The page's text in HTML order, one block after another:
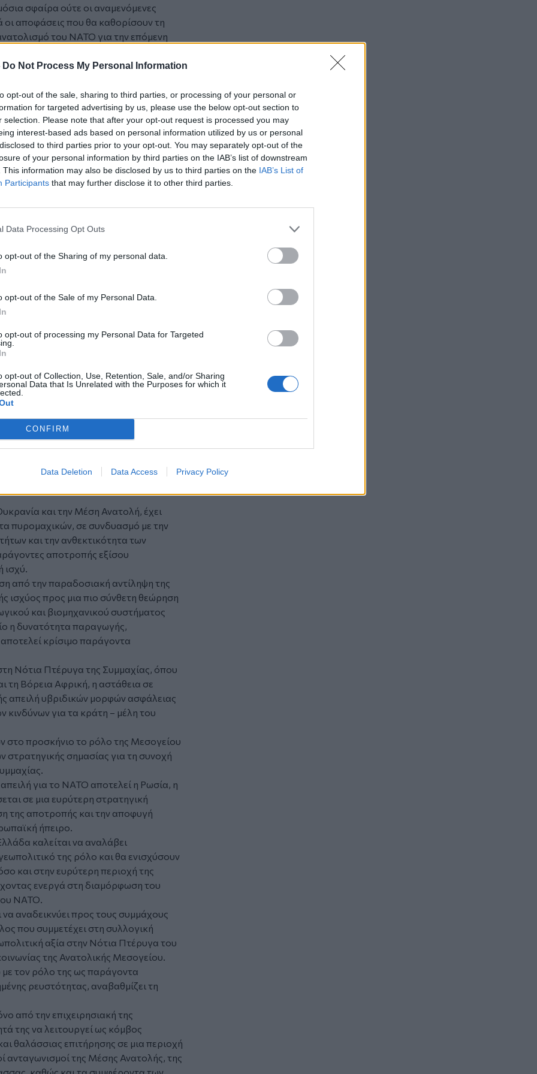
Do Not Process My Personal Information
opt-out of the sale, sharing to third parties, or processing of your personal or
for targeted advertising by us, please use the below opt-out section to
selection. Please note that after your opt-out request is processed you may
interest-based ads based on personal information utilized by us or personal
to third parties prior to your opt-out. You may separately opt-out of the
of your personal information by third parties on the IAB’s list of downstream
This information may also be disclosed by us to third parties on the IAB’s List of
Participants that may further disclose it to other third parties.
Data Processing Opt Outs
opt-out of the Sharing of my personal data.
opt-out of the Sale of my Personal Data.
opt-out of processing my Personal Data for Targeted
opt-out of Collection, Use, Retention, Sale, and/or Sharing
Data that Is Unrelated with the Purposes for which it
CONFIRM
Data Deletion Data Access Privacy Policy
σφαίρα ούτε οι αναμενόμενες
οι αποφάσεις που θα καθορίσουν τη
του ΝΑΤΟ για την επόμενη
συγκυριακή εξέλιξη, αλλά
της Συμμαχίας σε ένα
ανταγωνισμού.
σε συνθήκες όπου η έννοια της
συνδυάζοντας την κλασική
των κρατών-μελών, την τεχνολογική
υποστήριξης παρατεταμένων
καθώς από έναν
την άμυνα, την πρόληψη και τη
ασφάλεια, εξελίσσεται σε μια
(Alliance of Readiness),
έτοιμες να ανταποκριθούν σε
σενάριο.
σε δυνάμεις, αποθέματα πυρομαχικών,
εφοδιαστικών αλυσίδων,
ισχύ.
αποκτά η συζήτηση για τον
της Συμμαχίας.
δεν συνιστά απλώς μια
τη μετάβαση σε ένα μοντέλο
ετοιμότητα και η ικανότητα
παράγοντες αξιοπιστίας των
τη βαθύτερη μεταβολή της
προσανατολίζεται πλέον σε ένα
μεγάλων δυνάμεων, με υψηλές
ικανότητας.
τεχνολογικής βιομηχανικής βάσης
στρατηγικής αυτονομίας της
και την Μέση Ανατολή, έχει
πυρομαχικών, σε συνδυασμό με την
και την ανθεκτικότητα των
αποτροπής εξίσου
ισχύ.
από την παραδοσιακή αντίληψη της
ισχύος προς μια πιο σύνθετη θεώρηση
και βιομηχανικού συστήματος
η δυνατότητα παραγωγής,
κρίσιμο παράγοντα
Νότια Πτέρυγα της Συμμαχίας, όπου
τη Βόρεια Αφρική, η αστάθεια σε
απειλή υβριδικών μορφών ασφάλειας
για τα κράτη – μέλη του
στο προσκήνιο το ρόλο της Μεσογείου
σημασίας για τη συνοχή
για το ΝΑΤΟ αποτελεί η Ρωσία, η
σε μια ευρύτερη στρατηγική
της αποτροπής και την αποφυγή
ήπειρο.
καλείται να αναλάβει
της ρόλο και θα ενισχύσουν
και στην ευρύτερη περιοχή της
ενεργά στη διαμόρφωση του
ΝΑΤΟ.
αναδεικνύει προς τους συμμάχους
που συμμετέχει στη συλλογική
αξία στην Νότια Πτέρυγα του
της Ανατολικής Μεσογείου.
τον ρόλο της ως παράγοντα
ρευστότητας, αναβαθμίζει τη
από την επιχειρησιακή της
της να λειτουργεί ως κόμβος
θαλάσσιας επιτήρησης σε μια περιοχή
ανταγωνισμοί της Μέσης Ανατολής, της
15:54
Super Cup: Ο Παπαπέτρου «σφυρίζει»